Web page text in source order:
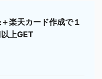
楽天カード作成で１
上GET